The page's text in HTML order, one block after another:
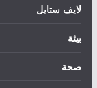
لايف ستايل
بيئة
صحة